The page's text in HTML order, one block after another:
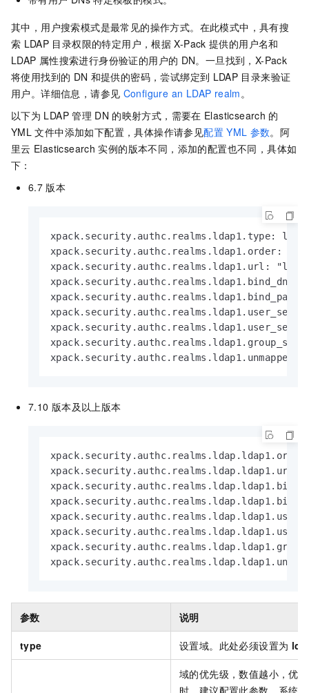
其中，用户搜索模式是最常见的操作方式。在此模式中，具有搜
索 LDAP 目录权限的特定用户，根据 X-Pack 提供的用户名和
LDAP 属性搜索进行身份验证的用户的 DN。一旦找到，X-Pack
将使用找到的 DN 和提供的密码，尝试绑定到 LDAP 目录来验证
用户。详细信息，请参见 Configure an LDAP realm 。
以下为 LDAP 管理 DN 的映射方式，需要在 Elasticsearch 的
YML 文件中添加如下配置，具体操作请参见配置 YML 参数。阿
里云 Elasticsearch 实例的版本不同，添加的配置也不同，具体如
下：
6.7 版本
xpack.security.authc.realms.ldap1.type: ldap
xpack.security.authc.realms.ldap1.order: 2
xpack.security.authc.realms.ldap1.url:
xpack.security.authc.realms.ldap1.bind_dn:
7.10 版本及以上版本
xpack.security.authc.realms.ldap.ldap1.url:
参数 说明
type 设置域。此处必须设置为
域的优先级，数值越小，优
时，建议配置此参数，系统